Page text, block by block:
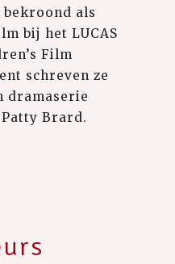
bekroond als
bij het LUCAS
Film
schreven ze
dramaserie
Brard.